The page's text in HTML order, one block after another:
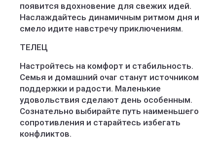
появится вдохновение для свежих идей.
Наслаждайтесь динамичным ритмом дня и
смело идите навстречу приключениям.
ТЕЛЕЦ
Настройтесь на комфорт и стабильность.
Семья и домашний очаг станут источником
поддержки и радости. Маленькие
удовольствия сделают день особенным.
Сознательно выбирайте путь наименьшего
сопротивления и старайтесь избегать
конфликтов.